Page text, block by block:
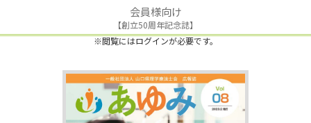
会員様向け
【創立50周年記念誌】
※閲覧にはログインが必要です。